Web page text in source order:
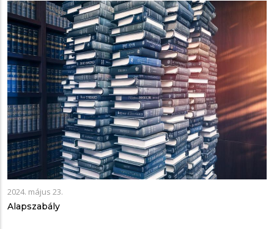
2024. május 23.
Alapszabály